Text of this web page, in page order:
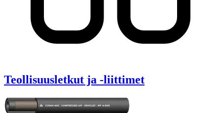
Teollisuusletkut ja -liittimet